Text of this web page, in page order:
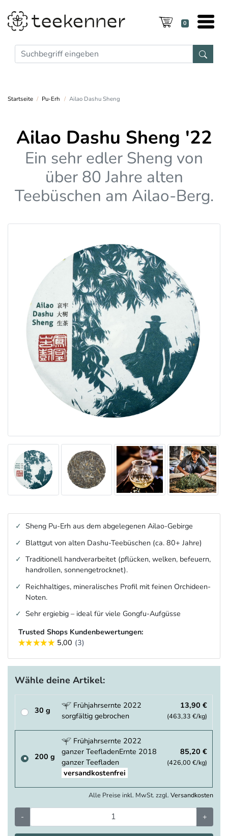
0
Startseite Pu-Erh Ailao Dashu Sheng
Ailao Dashu Sheng '22
Ein sehr edler Sheng von
über 80 Jahre alten
Teebüschen am Ailao-Berg.
Sheng Pu-Erh aus dem abgelegenen Ailao-Gebirge
Blattgut von alten Dashu-Teebüschen (ca. 80+ Jahre)
Traditionell handverarbeitet (pflücken, welken, befeuern,
handrollen, sonnengetrocknet).
Reichhaltiges, mineralisches Profil mit feinen Orchideen-
Noten.
Sehr ergiebig – ideal für viele Gongfu-Aufgüsse
Trusted Shops Kundenbewertungen:
Wähle deine Artikel:
30 g
Frühjahrsernte 2022
sorgfältig gebrochen
13,90 €
(463,33 €/kg)
200 g
Frühjahrsernte 2022
ganzer TeefladenErnte 2018
ganzer Teefladen
versandkostenfrei
85,20 €
(426,00 €/kg)
Alle Preise inkl. MwSt. zzgl. Versandkosten
- +